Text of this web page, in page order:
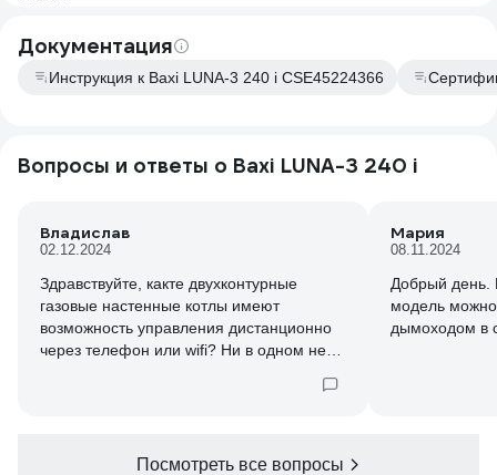
Документация
Инструкция к Baxi LUNA-3 240 i CSE45224366
Вопросы и ответы о Baxi LUNA-3 240 i
Владислав
02.12.2024
Здравствуйте, какте двухконтурные
газовые настенные котлы имеют
возможность управления дистанционно
через телефон или wifi? Ни в одном не
Мария
08.11.2024
Добрый день.
модель можно
дымоходом в
Посмотреть все вопросы